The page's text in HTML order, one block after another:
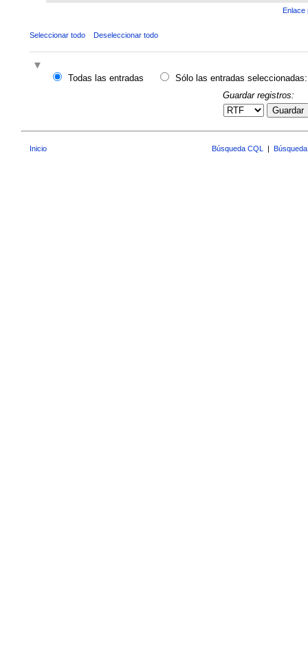
Enlace
Seleccionar todo Deseleccionar todo
Todas las entradas
Sólo las entradas seleccionadas:
Guardar registros:
Guardar
Inicio Búsqueda CQL